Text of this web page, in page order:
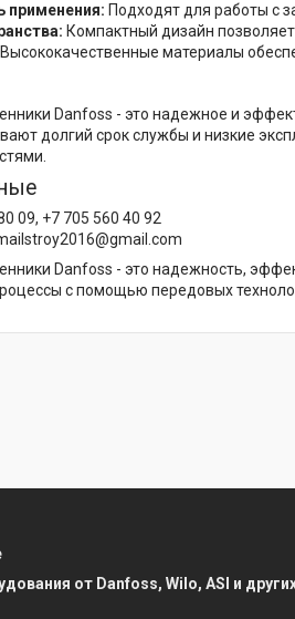
применения: Подходят для работы с
Компактный дизайн
Высококачественные материалы
Danfoss - это надежное и
долгий срок службы и низкие
09, +7 705 560 40 92
Danfoss - это надежность,
с помощью передовых
от Danfoss, Wilo, ASI и